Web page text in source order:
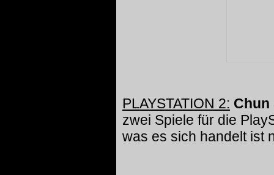
PLAYSTATION 2: Chun
zwei Spiele für die
was es sich handelt ist